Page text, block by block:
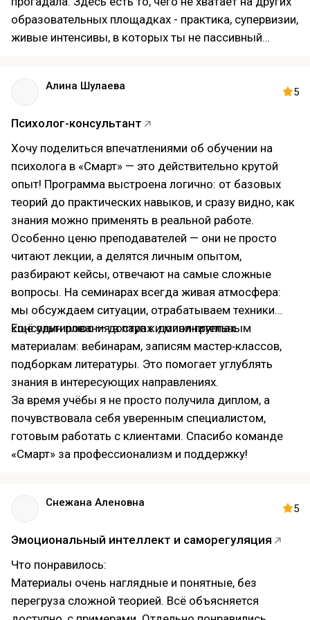
психология мне была бы не интересна.
В обучении понравилось, что оно онлайн и можно
базовой психологии до нейробиологии (этот раздел
мне очень понравился).
Много практических занятий по зуму с отработкой
техник. Первые разы было страшно, но варианта
пройти курс без практики нет, поэтому приходилось
и это было классно. Менторы на занятиях мягко
ведут, помогают, что помогает не так сильно
переживать, если что-то не получается.
Отзывчивая поддержка, быстро отвечают,
консультируют.
Вот-вот получаю диплом и начинаю практику.
У меня все, спасибо!
образовательных площадках - практика, супервизии,
живые интенсивы, в которых ты не пассивный
проф.сообщество, где я всегда могу получить
поддержку, доп навыки и ориентацию на будущий
вектор развития.
Алина Шулаева 5
Психолог-консультант
Хочу поделиться впечатлениями об обучении на
психолога в «Смарт» — это действительно крутой
опыт! Программа выстроена логично: от базовых
теорий до практических навыков, и сразу видно, как
знания можно применять в реальной работе.
Особенно ценю преподавателей — они не просто
читают лекции, а делятся личным опытом,
разбирают кейсы, отвечают на самые сложные
вопросы. На семинарах всегда живая атмосфера:
мы обсуждаем ситуации, отрабатываем техники
консультирования в парах и мини‑группах.
Ещё один плюс — доступ к дополнительным
материалам: вебинарам, записям мастер‑классов,
подборкам литературы. Это помогает углублять
знания в интересующих направлениях.
За время учёбы я не просто получила диплом, а
почувствовала себя уверенным специалистом,
готовым работать с клиентами. Спасибо команде
«Смарт» за профессионализм и поддержку!
Снежана Аленовна 5
Эмоциональный интеллект и саморегуляция
Что понравилось:
Материалы очень наглядные и понятные, без
перегруза сложной теорией. Всё объясняется